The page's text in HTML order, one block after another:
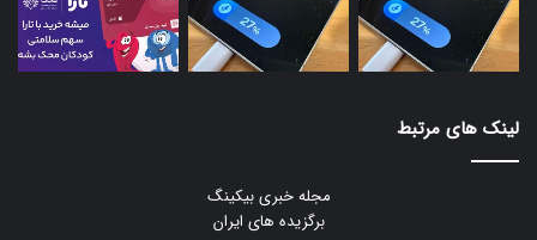
لینک های مرتبط
مجله خبری بیکینگ
برگزیده های ایران